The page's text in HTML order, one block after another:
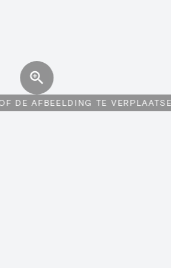
DE AFBEELDING TE